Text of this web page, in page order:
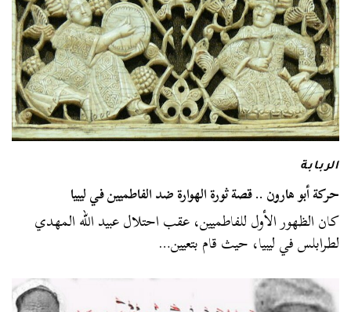
الربابة
حركة أبو هارون .. قصة ثورة الهوارة ضد الفاطميين في ليبيا
كان الظهور الأول للفاطميين، عقب احتلال عبيد الله المهدي
لطرابلس في ليبيا، حيث قام بتعيين…